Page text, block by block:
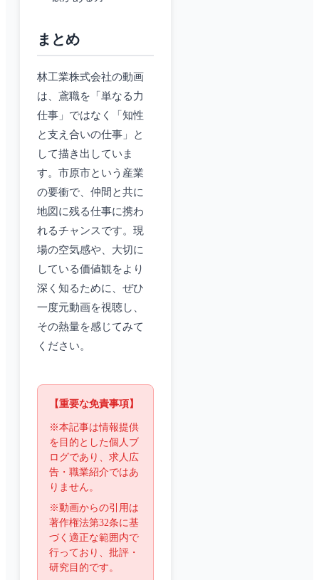
まとめ
林工業株式会社の動画
は、鳶職を「単なる力
仕事」ではなく「知性
と支え合いの仕事」と
して描き出していま
す。市原市という産業
の要衝で、仲間と共に
地図に残る仕事に携わ
れるチャンスです。現
場の空気感や、大切に
している価値観をより
深く知るために、ぜひ
一度元動画を視聴し、
その熱量を感じてみて
ください。
【重要な免責事項】
※本記事は情報提供
を目的とした個人ブ
ログであり、求人広
告・職業紹介ではあ
りません。
※動画からの引用は
著作権法第32条に基
づく適正な範囲内で
行っており、批評・
研究目的です。